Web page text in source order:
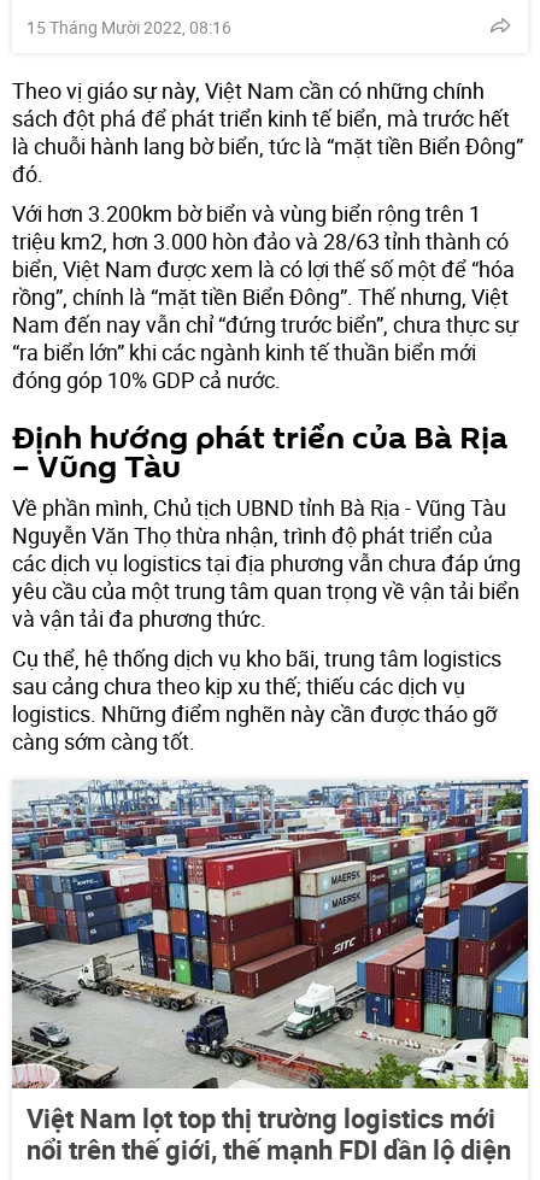
15 Tháng Mười 2022, 08:16
Theo vị giáo sự này, Việt Nam cần có những chính
sách đột phá để phát triển kinh tế biển, mà trước hết
là chuỗi hành lang bờ biển, tức là “mặt tiền Biển Đông”
đó.
Với hơn 3.200km bờ biển và vùng biển rộng trên 1
triệu km2, hơn 3.000 hòn đảo và 28/63 tỉnh thành có
biển, Việt Nam được xem là có lợi thế số một để “hóa
rồng”, chính là “mặt tiền Biển Đông”. Thế nhưng, Việt
Nam đến nay vẫn chỉ “đứng trước biển”, chưa thực sự
“ra biển lớn” khi các ngành kinh tế thuần biển mới
đóng góp 10% GDP cả nước.
Định hướng phát triển của Bà Rịa
– Vũng Tàu
Về phần mình, Chủ tịch UBND tỉnh Bà Rịa - Vũng Tàu
Nguyễn Văn Thọ thừa nhận, trình độ phát triển của
các dịch vụ logistics tại địa phương vẫn chưa đáp ứng
yêu cầu của một trung tâm quan trọng về vận tải biển
và vận tải đa phương thức.
Cụ thể, hệ thống dịch vụ kho bãi, trung tâm logistics
sau cảng chưa theo kịp xu thế; thiếu các dịch vụ
logistics. Những điểm nghẽn này cần được tháo gỡ
càng sớm càng tốt.
Việt Nam lọt top thị trường logistics mới
nổi trên thế giới, thế mạnh FDI dần lộ diện